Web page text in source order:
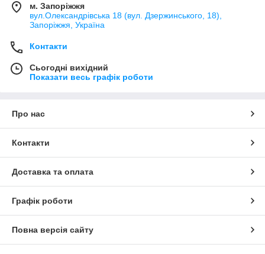
м. Запоріжжя
вул.Олександрівська 18 (вул. Дзержинського, 18),
Запоріжжя, Україна
Контакти
Сьогодні вихідний
Показати весь графік роботи
Про нас
Контакти
Доставка та оплата
Графік роботи
Повна версія сайту